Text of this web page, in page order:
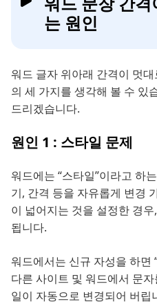
는 원인
워드 글자 위아래 간격이 멋
의 세 가지를 생각해 볼 수 있
드리겠습니다.
원인 1 : 스타일 문제
워드에는 “스타일”이라고 하
기, 간격 등을 자유롭게 변경
이 넓어지는 것을 설정한 경
됩니다.
워드에서는 신규 자성을 하면
다른 사이트 및 워드에서 문
일이 자동으로 변경되어 버